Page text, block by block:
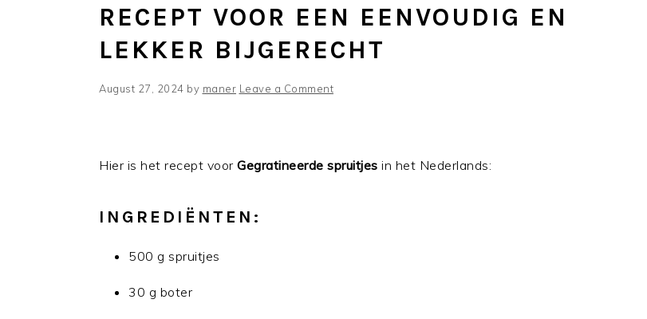
RECEPT VOOR EEN EENVOUDIG EN
LEKKER BIJGERECHT
August 27, 2024 by maner Leave a Comment
Hier is het recept voor Gegratineerde spruitjes in het Nederlands:
INGREDIËNTEN:
500 g spruitjes
30 g boter